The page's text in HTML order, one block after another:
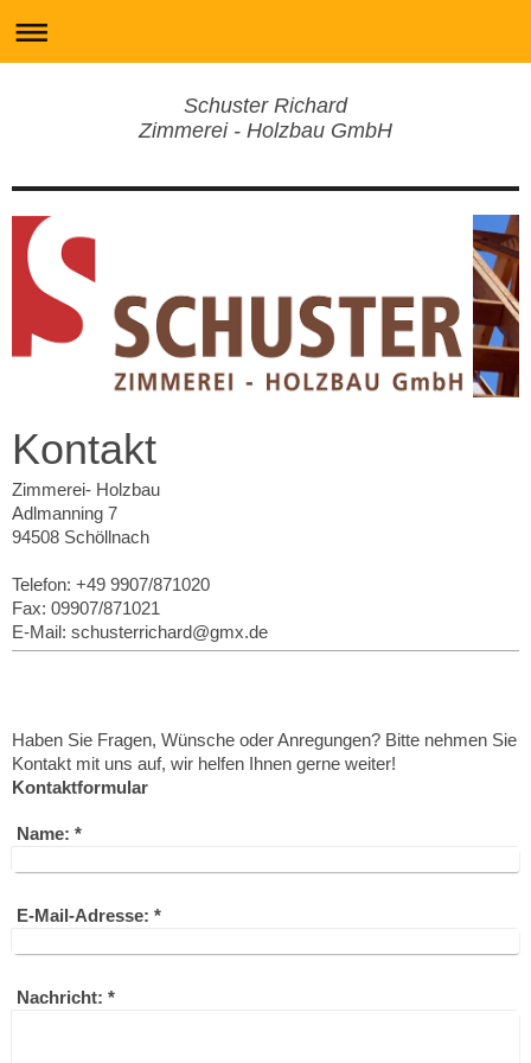
Schuster Richard
Zimmerei - Holzbau GmbH
Kontakt
Zimmerei- Holzbau
Adlmanning 7
94508 Schöllnach
Telefon: +49 9907/871020
Fax: 09907/871021
E-Mail: schusterrichard@gmx.de
Haben Sie Fragen, Wünsche oder Anregungen? Bitte nehmen Sie
Kontakt mit uns auf, wir helfen Ihnen gerne weiter!
Kontaktformular
Name: *
E-Mail-Adresse: *
Nachricht: *